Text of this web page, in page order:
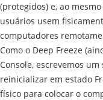
(protegidos) e, ao
usuários usem
computadores
Como o Deep Freeze
Console, escrevemos
reinicializar em estado
físico para colocar o